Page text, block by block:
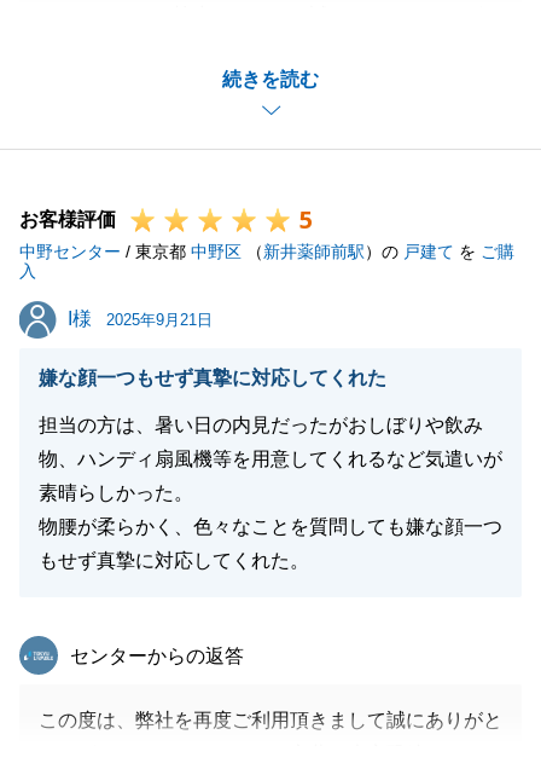
続きを読む
いつも快くお電話、メールにてご連絡いただき、度々
ご自宅までお邪魔させていただきまして、ありがとう
ございました。
できて大変嬉しく思っております。
また何かご相談等お力になれることがございました
皆様のご健康とご多幸をお祈り申し上げます。
閉じる
お客様評価 5
中野センター / 東京都 中野区 （新井薬師前駅）の 戸建て を ご購
入
I様
I様 2025年9月21日
嫌な顔一つもせず真摯に対応してくれた
担当の方は、暑い日の内見だったがおしぼりや飲み
物、ハンディ扇風機等を用意してくれるなど気遣いが
素晴らしかった。
物腰が柔らかく、色々なことを質問しても嫌な顔一つ
もせず真摯に対応してくれた。
東急リバブル
センターからの返答
この度は、弊社を再度ご利用頂きまして誠にありがと